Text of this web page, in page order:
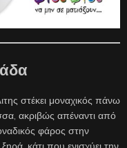
στέκει μοναχικός πάνω
ακριβώς απέναντι από
φάρος στην